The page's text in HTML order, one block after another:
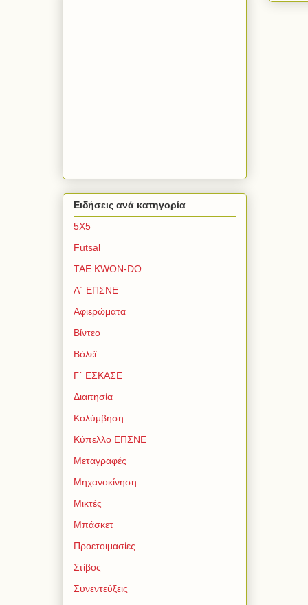
Ειδήσεις ανά κατηγορία
5Χ5
Futsal
TAE KWON-DO
Α΄ ΕΠΣΝΕ
Αφιερώματα
Βίντεο
Βόλεϊ
Γ΄ ΕΣΚΑΣΕ
Διαιτησία
Κολύμβηση
Κύπελλο ΕΠΣΝΕ
Μεταγραφές
Μηχανοκίνηση
Μικτές
Μπάσκετ
Προετοιμασίες
Στίβος
Συνεντεύξεις